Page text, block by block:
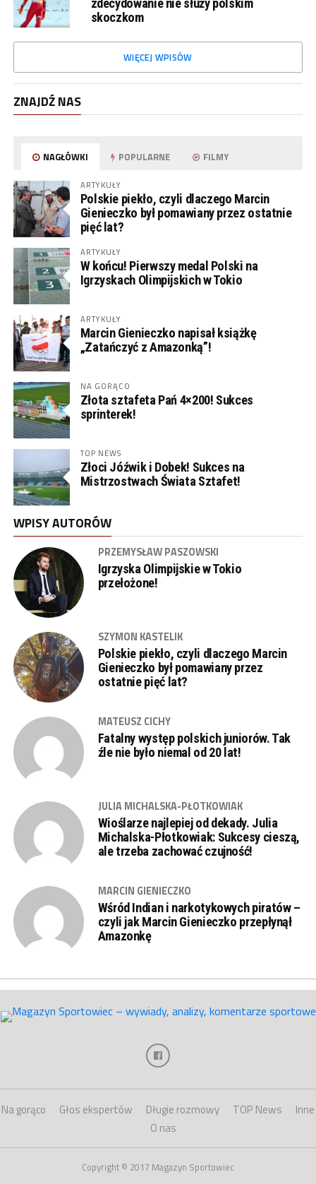
zdecydowanie nie służy polskim
skoczkom
WIĘCEJ WPISÓW
ZNAJDŹ NAS
NAGŁÓWKI POPULARNE FILMY
ARTYKUŁY
Polskie piekło, czyli dlaczego Marcin
Gienieczko był pomawiany przez ostatnie
pięć lat?
ARTYKUŁY
W końcu! Pierwszy medal Polski na
Igrzyskach Olimpijskich w Tokio
ARTYKUŁY
Marcin Gienieczko napisał książkę
„Zatańczyć z Amazonką”!
NA GORĄCO
Złota sztafeta Pań 4×200! Sukces
sprinterek!
TOP NEWS
Złoci Jóźwik i Dobek! Sukces na
Mistrzostwach Świata Sztafet!
WPISY AUTORÓW
PRZEMYSŁAW PASZOWSKI
Igrzyska Olimpijskie w Tokio
przełożone!
SZYMON KASTELIK
Polskie piekło, czyli dlaczego Marcin
Gienieczko był pomawiany przez
ostatnie pięć lat?
MATEUSZ CICHY
Fatalny występ polskich juniorów. Tak
źle nie było niemal od 20 lat!
JULIA MICHALSKA-PŁOTKOWIAK
Wioślarze najlepiej od dekady. Julia
Michalska-Płotkowiak: Sukcesy cieszą,
ale trzeba zachować czujność!
MARCIN GIENIECZKO
Wśród Indian i narkotykowych piratów –
czyli jak Marcin Gienieczko przepłynął
Amazonkę
Na gorąco Głos ekspertów Długie rozmowy TOP News
Inne
O nas
Copyright © 2017 Magazyn Sportowiec